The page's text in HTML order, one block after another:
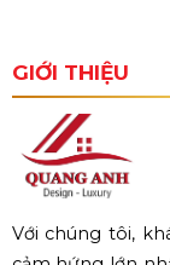
GIỚI THIỆU
Với chúng tôi,